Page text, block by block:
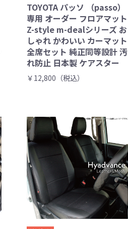
TOYOTA パッソ （passo）
専用 オーダー フロアマット
Z-style m-dealシリーズ お
しゃれ かわいい カーマット
全席セット 純正同等設計 汚
れ防止 日本製 ケアスター
￥12,800（税込）